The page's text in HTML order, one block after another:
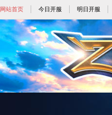
网站首页 今日开服 明日开服